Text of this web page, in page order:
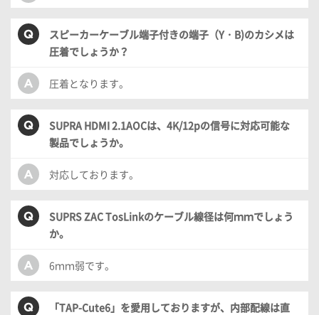
スピーカーケーブル端子付きの端子（Y・B)のカシメは
圧着でしょうか？
圧着となります。
SUPRA HDMI 2.1AOCは、4K/12pの信号に対応可能な
製品でしょうか。
対応しております。
SUPRS ZAC TosLinkのケーブル線径は何ｍｍでしょう
か。
6ｍｍ弱です。
「TAP-Cute6」を愛用しておりますが、内部配線は直